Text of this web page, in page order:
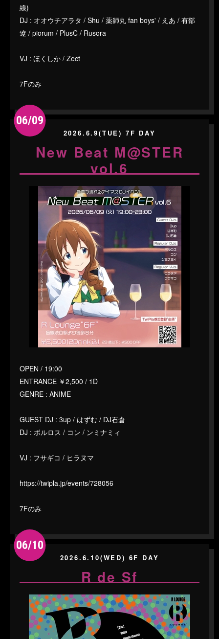
線)
DJ : オオウチアラタ / Shu / 薬師丸 fan boys' / えあ / 有部
遼 / piorum / PlusC / Rusora
VJ : ほくしか / Zect
7Fのみ
06/09
2026.6.9(TUE) 7F DAY
New Beat M@STER
vol.6
OPEN / 19:00
ENTRANCE ￥2,500 / 1D
GENRE : ANIME
GUEST DJ : 3up / はずむ / DJ石倉
DJ : ボルロス / コン / ンミナミィ
VJ : フサギコ / ヒラヌマ
https://twipla.jp/events/728056
7Fのみ
06/10
2026.6.10(WED) 6F DAY
R de Sf